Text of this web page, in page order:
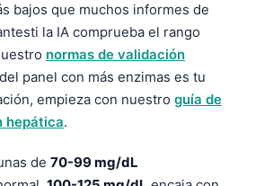
bajos que muchos informes de
la IA comprueba el rango
normas de validación
panel con más enzimas es tu
empieza con nuestro guía de
hepática.
de 70-99 mg/dL